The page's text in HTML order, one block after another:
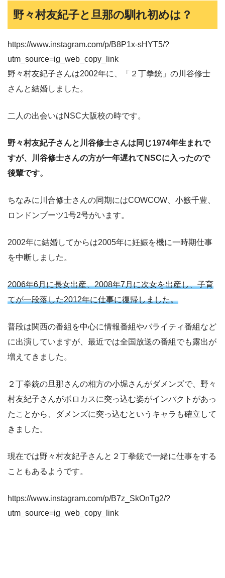
野々村友紀子と旦那の馴れ初めは？
https://www.instagram.com/p/B8P1x-sHYT5/?
utm_source=ig_web_copy_link
野々村友紀子さんは2002年に、「２丁拳銃」の川谷修士
さんと結婚しました。
二人の出会いはNSC大阪校の時です。
野々村友紀子さんと川谷修士さんは同じ1974年生まれで
すが、川谷修士さんの方が一年遅れてNSCに入ったので
後輩です。
ちなみに川合修士さんの同期にはCOWCOW、小籔千豊、
ロンドンブーツ1号2号がいます。
2002年に結婚してからは2005年に妊娠を機に一時期仕事
を中断しました。
2006年6月に長女出産、2008年7月に次女を出産し、子育
てが一段落した2012年に仕事に復帰しました。
普段は関西の番組を中心に情報番組やバライティ番組など
に出演していますが、最近では全国放送の番組でも露出が
増えてきました。
２丁拳銃の旦那さんの相方の小堀さんがダメンズで、野々
村友紀子さんがボロカスに突っ込む姿がインパクトがあっ
たことから、ダメンズに突っ込むというキャラも確立して
きました。
現在では野々村友紀子さんと２丁拳銃で一緒に仕事をする
こともあるようです。
https://www.instagram.com/p/B7z_SkOnTg2/?
utm_source=ig_web_copy_link